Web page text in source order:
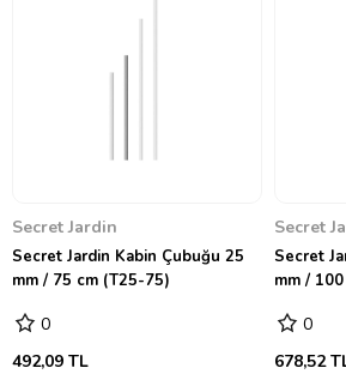
Secret Jardin
Secret Jardin Kabin Çubuğu 25
mm / 75 cm (T25-75)
0
492,09 TL
Secret
Secret
mm /
0
678,52